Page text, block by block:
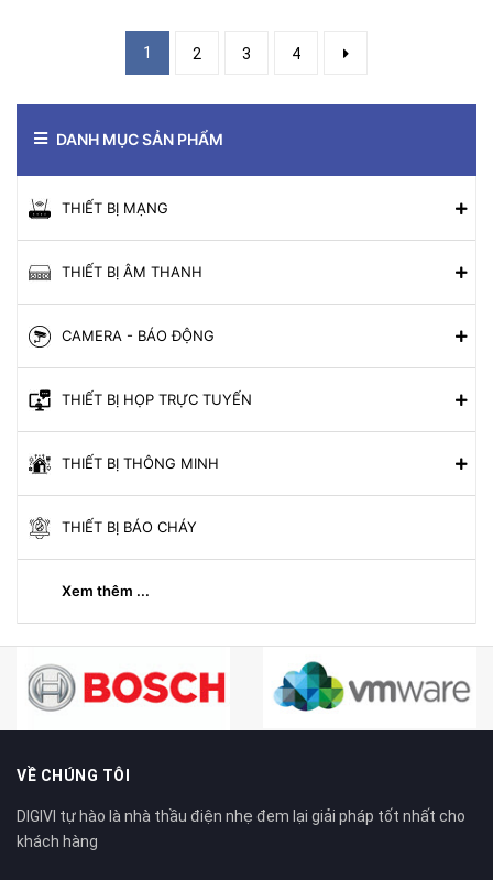
1 2 3 4
DANH MỤC SẢN PHẨM
THIẾT BỊ MẠNG
THIẾT BỊ ÂM THANH
CAMERA - BÁO ĐỘNG
THIẾT BỊ HỌP TRỰC TUYẾN
THIẾT BỊ THÔNG MINH
THIẾT BỊ BÁO CHÁY
Xem thêm ...
VỀ CHÚNG TÔI
DIGIVI tự hào là nhà thầu điện nhẹ đem lại giải pháp tốt nhất cho
khách hàng